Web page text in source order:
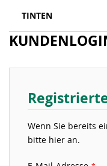
TINTEN
Wenn Sie bereits
bitte hier an.